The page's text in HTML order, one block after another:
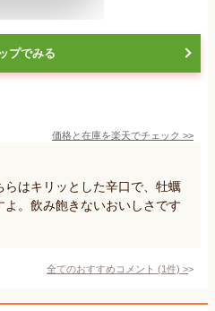
プでみる
価格と在庫を楽天でチェック >>
はキリッとした辛口で、牡蠣
。飲み飽きないおいしさです
全てのおすすめコメント (1件) >